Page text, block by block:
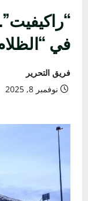
في
فريق التحرير
نوفمبر 8, 2025